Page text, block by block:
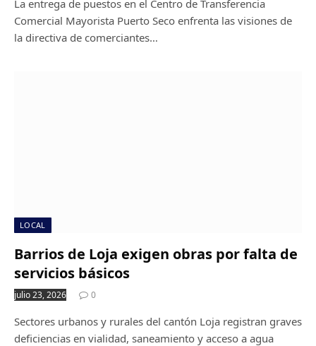
La entrega de puestos en el Centro de Transferencia
Comercial Mayorista Puerto Seco enfrenta las visiones de
la directiva de comerciantes…
LOCAL
Barrios de Loja exigen obras por falta de
servicios básicos
julio 23, 2026 0
Sectores urbanos y rurales del cantón Loja registran graves
deficiencias en vialidad, saneamiento y acceso a agua